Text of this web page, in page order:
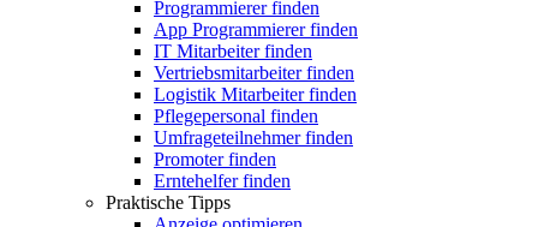
Programmierer finden
App Programmierer finden
IT Mitarbeiter finden
Vertriebsmitarbeiter finden
Logistik Mitarbeiter finden
Pflegepersonal finden
Umfrageteilnehmer finden
Promoter finden
Erntehelfer finden
Praktische Tipps